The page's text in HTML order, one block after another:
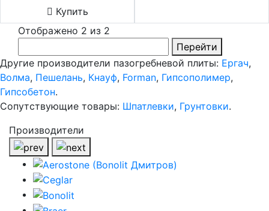
Купить
Отображено 2 из 2
Перейти
Другие производители пазогребневой плиты: Ергач,
Волма, Пешелань, Кнауф, Forman, Гипсополимер,
Гипсобетон.
Сопутствующие товары: Шпатлевки, Грунтовки.
Производители